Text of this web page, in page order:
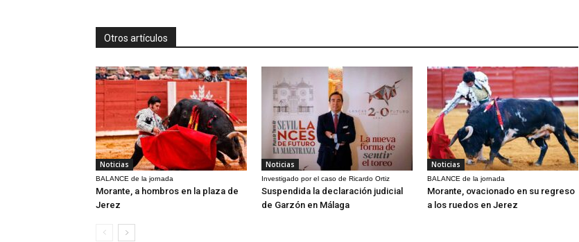
Otros artículos
Noticias
BALANCE de la jornada
Morante, a hombros en la plaza de
Jerez
Noticias
Investigado por el caso de Ricardo Ortiz
Suspendida la declaración judicial
de Garzón en Málaga
Noticias
BALANCE de la jornada
Morante, ovacionado en su regreso
a los ruedos en Jerez